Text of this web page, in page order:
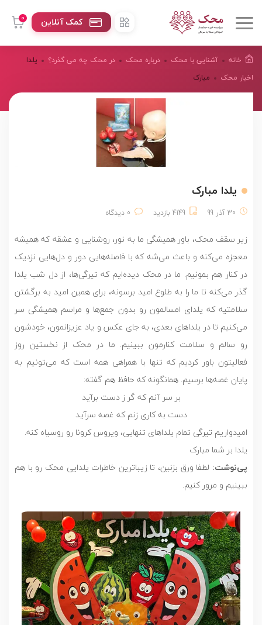
0 کمک آنلاین
خانه آشنایی با محک درباره محک
در محک چه می گذرد؟
اخبار محک
یلدا
مبارک
یلدا مبارک
30 آذر 99 4149 بازدید 0 دیدگاه
زیر سقف محک، باور همیشگی ما به نور، روشنایی و عشقه که همیشه
معجزه می‌کنه و باعث می‌شه که با فاصله‌هایی دور و دل‌هایی نزدیک
در کنار هم بمونیم. ما در محک دیده‌ایم که تیرگی‌ها، از دل شب یلدا
‌گذر می‌کنه تا ما را به طلوع امید برسونه، برای همین امید به برگشتن
سلامتیه که یلدای امسالمون رو بدون جمع‌ها و مراسم همیشگی سر
می‌کنیم تا در یلداهای بعدی‌، به جای عکس و یاد عزیزانمون، خودشون
رو سالم و سلامت کنارمون ببینیم. ما در محک از نخستین روز
فعالیتون باور کردیم که تنها با همراهی همه است که می‌تونیم به
پایان غصه‌ها برسیم. همانگونه که حافظ هم گفته:
بر سر آنم که گر ز دست برآید
دست به کاری زنم که غصه سرآید
امیدواریم تیرگی تمام یلداهای تنهایی، ویروس کرونا رو روسیاه کنه.
یلدا بر شما مبارک
پی‌نوشت: لطفا ورق بزنین، تا زیباترین خاطرات یلدایی محک رو با هم
ببینیم و مرور کنیم.